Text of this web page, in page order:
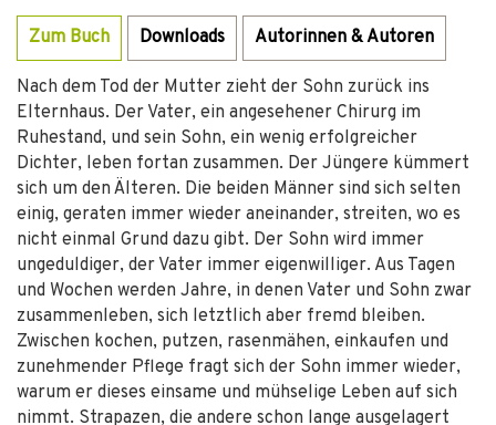
Zum Buch Downloads Autorinnen & Autoren
Nach dem Tod der Mutter zieht der Sohn zurück ins
Elternhaus. Der Vater, ein angesehener Chirurg im
Ruhestand, und sein Sohn, ein wenig erfolgreicher
Dichter, leben fortan zusammen. Der Jüngere kümmert
sich um den Älteren. Die beiden Männer sind sich selten
einig, geraten immer wieder aneinander, streiten, wo es
nicht einmal Grund dazu gibt. Der Sohn wird immer
ungeduldiger, der Vater immer eigenwilliger. Aus Tagen
und Wochen werden Jahre, in denen Vater und Sohn zwar
zusammenleben, sich letztlich aber fremd bleiben.
Zwischen kochen, putzen, rasenmähen, einkaufen und
zunehmender Pflege fragt sich der Sohn immer wieder,
warum er dieses einsame und mühselige Leben auf sich
nimmt. Strapazen, die andere schon lange ausgelagert